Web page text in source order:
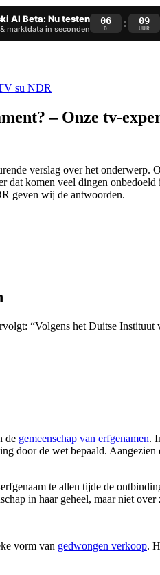
AI Beta: Nu testen
marktdata in seconden
06
D : 09
UUR
– Onze tv-
verslag over het onderwerp.
dat komen veel dingen
geven wij de antwoorden.
“Volgens het Duitse
de gemeenschap van erfgenamen.
door de wet bepaald.
te allen tijde de
in haar geheel, maar niet
vorm van gedwongen verkoop.